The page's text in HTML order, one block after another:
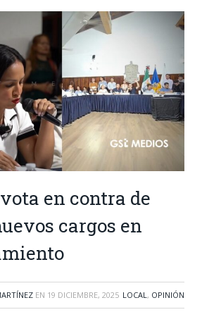
en contra de
cargos en
EN 19 DICIEMBRE, 2025 LOCAL , OPINIÓN